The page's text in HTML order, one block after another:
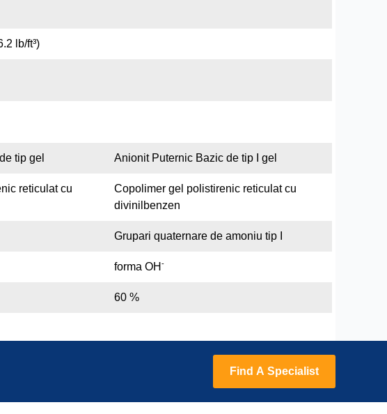
lb/ft³)
tip gel Anionit Puternic Bazic de tip I gel
reticulat cu
Copolimer gel polistirenic reticulat cu
divinilbenzen
Grupari quaternare de amoniu tip I
forma OH -
60 %
Find A Specialist